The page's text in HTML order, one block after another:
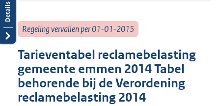
Regeling vervallen per 01-01-2015
Tarieventabel reclamebelasting
gemeente emmen 2014 Tabel
behorende bij de Verordening
reclamebelasting 2014